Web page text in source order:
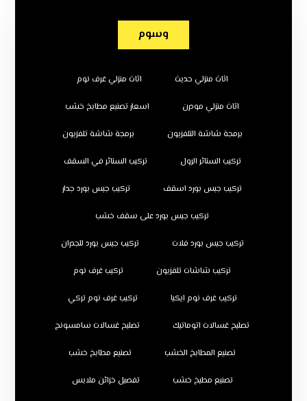
وسوم
اثاث منزلي حديث اثاث منزلي غرف نوم
اثاث منزلي مودرن اسعار تصنيع مطابخ خشب
برمجة شاشة التلفزيون برمجة شاشة تلفزيون
تركيب الستائر الرول تركيب الستائر في السقف
تركيب جبس بورد اسقف تركيب جبس بورد جدار
تركيب جبس بورد على سقف خشب
تركيب جبس بورد فلات تركيب جبس بورد للجدران
تركيب شاشات تلفزيون تركيب غرف نوم
تركيب غرف نوم ايكيا تركيب غرف نوم تركي
تصليح غسالات اتوماتيك تصليح غسالات سامسونج
تصنيع المطابخ الخشب تصنيع مطابخ خشب
تصنيع مطبخ خشب تفصيل خزائن ملابس